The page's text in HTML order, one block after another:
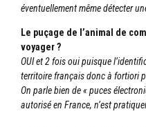
éventuellement même détecter
Le puçage de l’animal de
voyager ?
OUI et 2 fois oui puisque
territoire français donc à fortiori
On parle bien de « puces
autorisé en France, n’est